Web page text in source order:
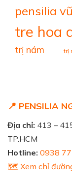
pensilia
tre hoa
trị nám trị
📍 PENSILIA
Địa chỉ: 413 –
TP.HCM
Hotline: 0938
🗺️ Xem chỉ